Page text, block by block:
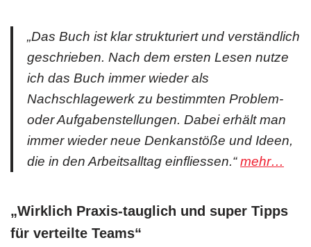
„Das Buch ist klar strukturiert und verständlich
geschrieben. Nach dem ersten Lesen nutze
ich das Buch immer wieder als
Nachschlagewerk zu bestimmten Problem-
oder Aufgabenstellungen. Dabei erhält man
immer wieder neue Denkanstöße und Ideen,
die in den Arbeitsalltag einfliessen.“mehr…
„Wirklich Praxis-tauglich und super Tipps
für verteilte Teams“